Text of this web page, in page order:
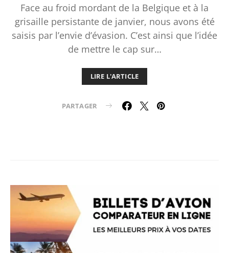
Face au froid mordant de la Belgique et à la
grisaille persistante de janvier, nous avons été
saisis par l’envie d’évasion. C’est ainsi que l’idée
de mettre le cap sur…
LIRE L'ARTICLE
PARTAGER